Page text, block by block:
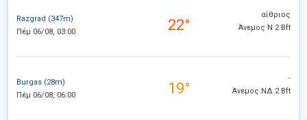
Razgrad (347m)
Πέμ 06/08, 03:00
22°
αίθριος
Άνεμος Ν 2 Bft
Burgas (28m)
Πέμ 06/08, 06:00
19°
-
Άνεμος ΝΔ 2 Bft